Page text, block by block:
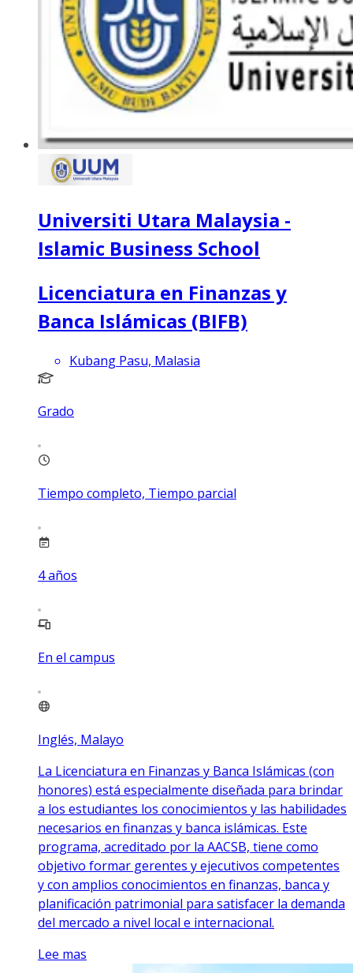
Universiti Utara Malaysia -
Islamic Business School
Licenciatura en Finanzas y
Banca Islámicas (BIFB)
Kubang Pasu, Malasia
Grado
Tiempo completo, Tiempo parcial
4años
En el campus
Inglés, Malayo
La Licenciatura en Finanzas y Banca Islámicas (con
honores) está especialmente diseñada para brindar
a los estudiantes los conocimientos y las habilidades
necesarios en finanzas y banca islámicas. Este
programa, acreditado por la AACSB, tiene como
objetivo formar gerentes y ejecutivos competentes
y con amplios conocimientos en finanzas, banca y
planificación patrimonial para satisfacer la demanda
del mercado a nivel local e internacional.
Lee mas